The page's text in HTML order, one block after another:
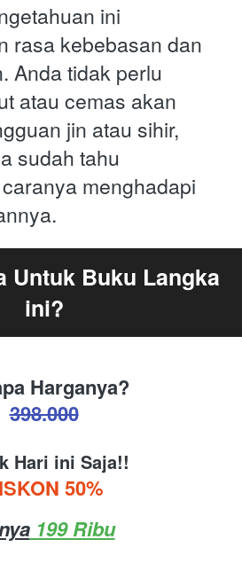
ini
rasa kebebasan dan
Anda tidak perlu
atau cemas akan
jin atau sihir,
sudah tahu
menghadapi
Untuk Buku Langka
ini?
Harganya?
398.000
Hari ini Saja!!
50%
199 Ribu